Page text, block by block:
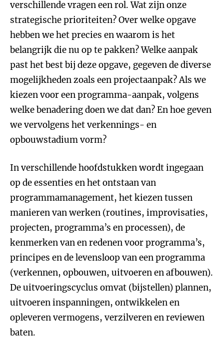
verschillende vragen een rol. Wat zijn onze
strategische prioriteiten? Over welke opgave
hebben we het precies en waarom is het
belangrijk die nu op te pakken? Welke aanpak
past het best bij deze opgave, gegeven de diverse
mogelijkheden zoals een projectaanpak? Als we
kiezen voor een programma-aanpak, volgens
welke benadering doen we dat dan? En hoe geven
we vervolgens het verkennings- en
opbouwstadium vorm?
In verschillende hoofdstukken wordt ingegaan
op de essenties en het ontstaan van
programmamanagement, het kiezen tussen
manieren van werken (routines, improvisaties,
projecten, programma’s en processen), de
kenmerken van en redenen voor programma’s,
principes en de levensloop van een programma
(verkennen, opbouwen, uitvoeren en afbouwen).
De uitvoeringscyclus omvat (bijstellen) plannen,
uitvoeren inspanningen, ontwikkelen en
opleveren vermogens, verzilveren en reviewen
baten.